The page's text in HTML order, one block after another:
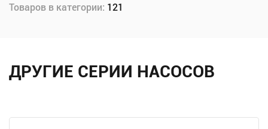
Товаров в категории: 121
ДРУГИЕ СЕРИИ НАСОСОВ